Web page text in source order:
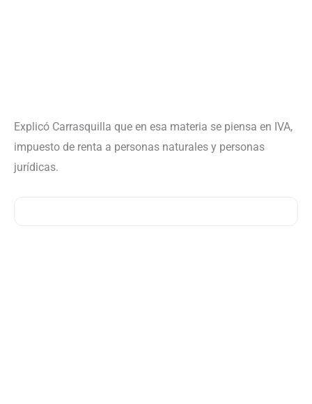
Explicó Carrasquilla que en esa materia se piensa en IVA,
impuesto de renta a personas naturales y personas
jurídicas.